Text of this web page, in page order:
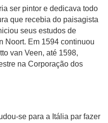
ser pintor e dedicava todo
que recebia do paisagista
seus estudos de
Noort. Em 1594 continuou
van Veen, até 1598,
na Corporação dos
se para a Itália par fazer